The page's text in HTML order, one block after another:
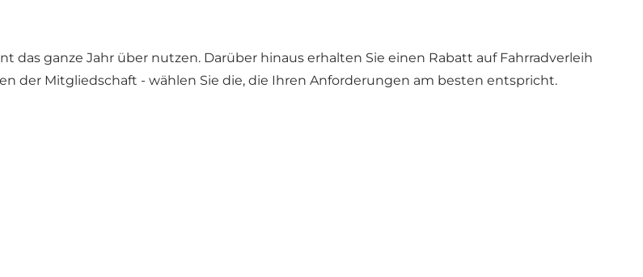
das ganze Jahr über nutzen. Darüber hinaus erhalten Sie einen Rabatt auf Fahrradverleih
der Mitgliedschaft - wählen Sie die, die Ihren Anforderungen am besten entspricht.